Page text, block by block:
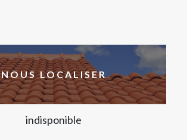
NOUS LOCALISER
indisponible